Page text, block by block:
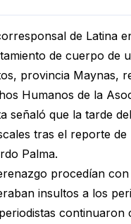
de Latina
de cuerpo de
provincia Maynas,
Humanos de la
señaló que la tarde
tras el reporte
Palma.
procedían
insultos a los